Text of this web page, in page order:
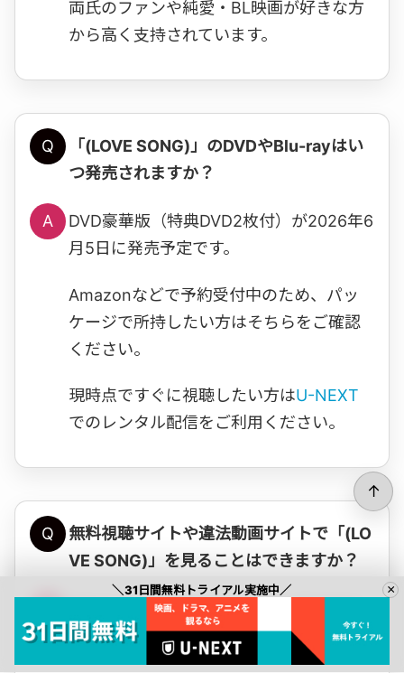
両氏のファンや純愛・BL映画が好きな方
から高く支持されています。
Q
「(LOVE SONG)」のDVDやBlu-rayはい
つ発売されますか？
A
DVD豪華版（特典DVD2枚付）が2026年6
月5日に発売予定です。
Amazonなどで予約受付中のため、パッ
ケージで所持したい方はそちらをご確認
ください。
現時点ですぐに視聴したい方はU-NEXT
でのレンタル配信をご利用ください。
Q
無料視聴サイトや違法動画サイトで「(LO
VE SONG)」を見ることはできますか？
違法サイトや海賊版での視聴は著作権法
違反にあたります。
＼31日間無料トライアル実施中／ ×
↑